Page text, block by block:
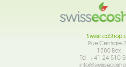
Rue Centrale
1880 Bex
Tél. +41 24 510